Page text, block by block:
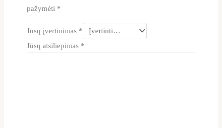
pažymėti *
Jūsų įvertinimas *
Jūsų atsiliepimas *